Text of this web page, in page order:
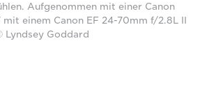
Aufgenommen mit einer Canon
mit einem Canon EF 24-70mm f/2.8L II
Lyndsey Goddard